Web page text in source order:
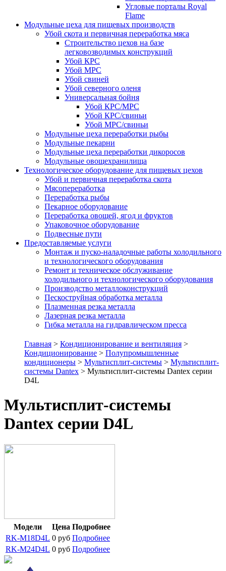
Угловые порталы Royal
Flame
Модульные цеха для пищевых производств
Убой скота и первичная переработка мяса
Строительство цехов на базе
легковозводимых конструкций
Убой КРС
Убой МРС
Убой свиней
Убой северного оленя
Универсальная бойня
Убой КРС/МРС
Убой КРС/свиньи
Убой МРС/свиньи
Модульные цеха переработки рыбы
Модульные пекарни
Модульные цеха переработки дикоросов
Модульные овощехранилища
Технологическое оборудование для пищевых цехов
Убой и первичная переработка скота
Мясопереработка
Переработка рыбы
Пекарное оборудование
Переработка овощей, ягод и фруктов
Упаковочное оборудование
Подвесные пути
Предоставляемые услуги
Монтаж и пуско-наладочные работы холодильного
и технологического оборудования
Ремонт и техническое обслуживание
холодильного и технологического оборудования
Производство металлоконструкций
Пескоструйная обработка металла
Плазменная резка металла
Лазерная резка металла
Гибка металла на гидравлическом пресса
Главная > Кондиционирование и вентиляция >
Кондиционирование > Полупромышленные
кондиционеры > Мультисплит-системы > Мультисплит-
системы Dantex > Мультисплит-системы Dantex серии
D4L
Мультисплит-системы
Dantex серии D4L
Модели Цена Подробнее
RK-M18D4L 0 руб Подробнее
RK-M24D4L 0 руб Подробнее